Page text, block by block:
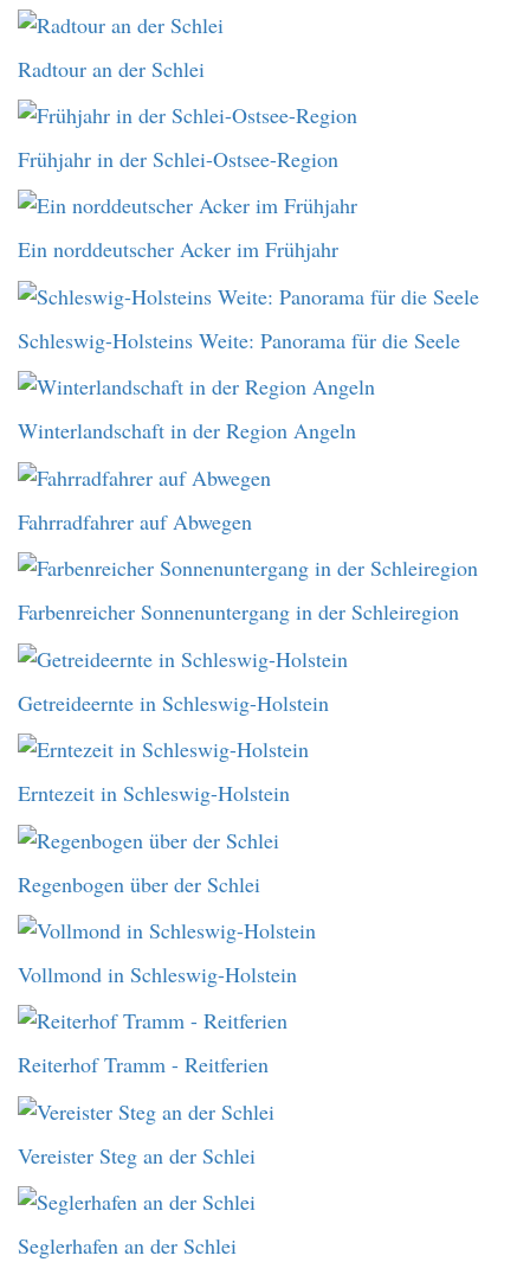
Radtour an der Schlei
Frühjahr in der Schlei-Ostsee-Region
Ein norddeutscher Acker im Frühjahr
Schleswig-Holsteins Weite: Panorama für die Seele
Winterlandschaft in der Region Angeln
Fahrradfahrer auf Abwegen
Farbenreicher Sonnenuntergang in der Schleiregion
Getreideernte in Schleswig-Holstein
Erntezeit in Schleswig-Holstein
Regenbogen über der Schlei
Vollmond in Schleswig-Holstein
Reiterhof Tramm - Reitferien
Vereister Steg an der Schlei
Seglerhafen an der Schlei